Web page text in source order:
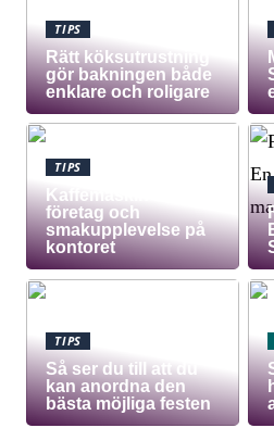
TIPS
Rätt köksutrustning
gör bakningen både
enklare och roligare
TIPS
Kaffemaskin för
företag och
smakupplevelse på
kontoret
TIPS
Så ser du till att du
kan anordna den
bästa möjliga festen